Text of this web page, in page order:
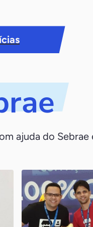
ajuda do Sebrae
Showkase
João Pessoa / PB
Entenda como o
fundamental para a